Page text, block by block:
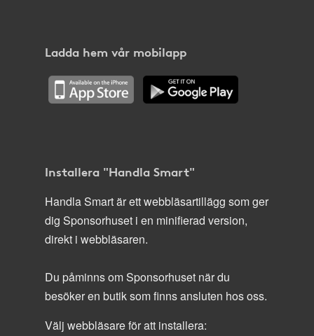
Ladda hem vår mobilapp
Installera "Handla Smart"
Handla Smart är ett webbläsartillägg som ger
dig Sponsorhuset i en minifierad version,
direkt i webbläsaren.
Du påminns om Sponsorhuset när du
besöker en butik som finns ansluten hos oss.
Välj webbläsare för att installera: